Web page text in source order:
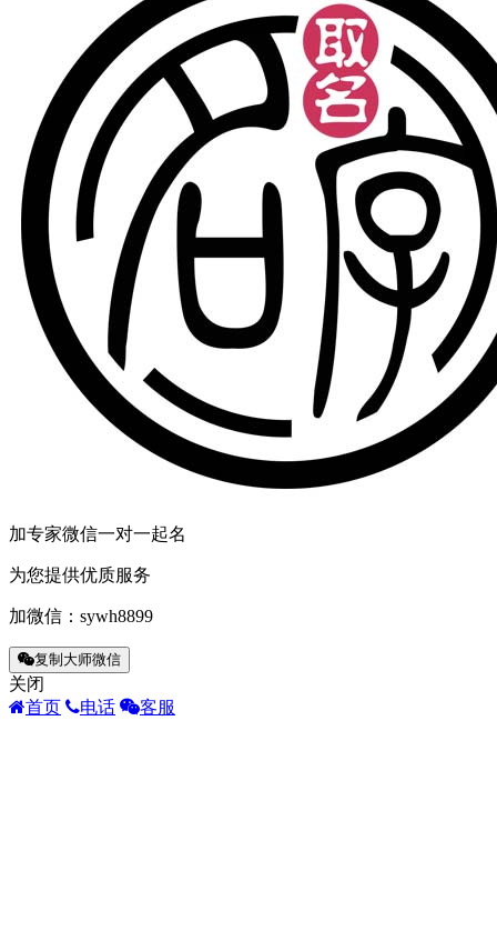
加专家微信一对一起名
为您提供优质服务
加微信： sywh8899
复制大师微信
关闭
首页
电话 客服